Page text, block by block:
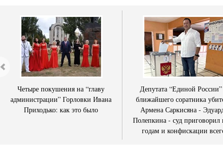
Четыре покушения на “главу
администрации” Горловки Ивана
Приходько: как это было
Депутата “Единой
ближайшего соратника
Армена Саркисяна -
Полепкина - суд приговорил
годам и конфискации